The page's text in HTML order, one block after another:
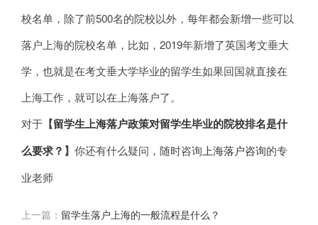
校名单，除了前500名的院校以外，每年都会新增一些可以
落户上海的院校名单，比如，2019年新增了英国考文垂大
学，也就是在考文垂大学毕业的留学生如果回国就直接在
上海工作，就可以在上海落户了。
对于 【留学生上海落户政策对留学生毕业的院校排名是什
么要求？ 】 你还有什么疑问，随时咨询 上海落户咨询的专
业老师
上一篇： 留学生落户上海的一般流程是什么？